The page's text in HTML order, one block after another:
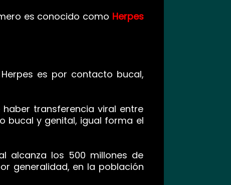
es conocido como Herpes
es por contacto bucal,
transferencia viral entre
bucal y genital, igual forma el
alcanza los 500 millones de
generalidad, en la población